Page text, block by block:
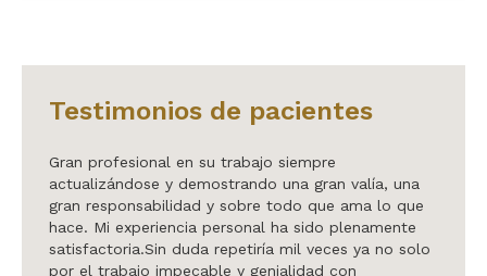
Testimonios de pacientes
Gran profesional en su trabajo siempre
actualizándose y demostrando una gran valía, una
gran responsabilidad y sobre todo que ama lo que
hace. Mi experiencia personal ha sido plenamente
satisfactoria.Sin duda repetiría mil veces ya no solo
por el trabajo impecable y genialidad con